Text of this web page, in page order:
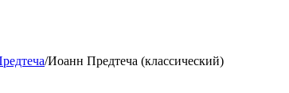
/Иоанн Предтеча (классический)